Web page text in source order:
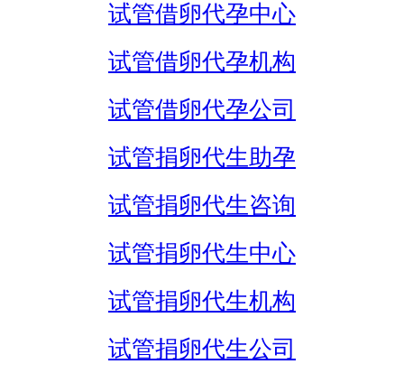
试管借卵代孕中心
试管借卵代孕机构
试管借卵代孕公司
试管捐卵代生助孕
试管捐卵代生咨询
试管捐卵代生中心
试管捐卵代生机构
试管捐卵代生公司